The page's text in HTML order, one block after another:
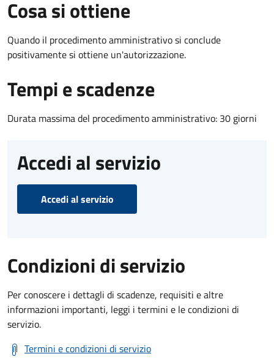
Cosa si ottiene
Quando il procedimento amministrativo si conclude
positivamente si ottiene un'autorizzazione.
Tempi e scadenze
Durata massima del procedimento amministrativo: 30 giorni
Accedi al servizio
Accedi al servizio
Condizioni di servizio
Per conoscere i dettagli di scadenze, requisiti e altre
informazioni importanti, leggi i termini e le condizioni di
servizio.
Termini e condizioni di servizio